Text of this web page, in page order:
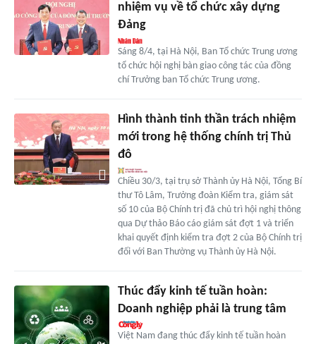
nhiệm vụ về tổ chức xây dựng
Đảng
Sáng 8/4, tại Hà Nội, Ban Tổ chức Trung ương
tổ chức hội nghị bàn giao công tác của đồng
chí Trưởng ban Tổ chức Trung ương.
Hình thành tinh thần trách nhiệm
mới trong hệ thống chính trị Thủ
đô
Chiều 30/3, tại trụ sở Thành ủy Hà Nội, Tổng Bí
thư Tô Lâm, Trưởng đoàn Kiểm tra, giám sát
số 10 của Bộ Chính trị đã chủ trì hội nghị thông
qua Dự thảo Báo cáo giám sát đợt 1 và triển
khai quyết định kiểm tra đợt 2 của Bộ Chính trị
đối với Ban Thường vụ Thành ủy Hà Nội.
Thúc đẩy kinh tế tuần hoàn:
Doanh nghiệp phải là trung tâm
Việt Nam đang thúc đẩy kinh tế tuần hoàn